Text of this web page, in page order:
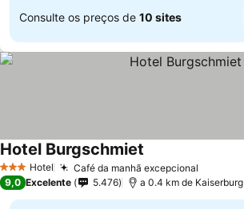
Consulte os preços de 10 sites
3 EstrelasHotel Café da manhã excepcional
Hotel Burgschmiet
9,0 Excelente 5.476 a 0.4 km de Kaiserburg